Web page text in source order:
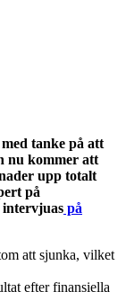
tanke på att
nu kommer att
upp totalt
på
intervjuas på
att sjunka, vilket
efter finansiella